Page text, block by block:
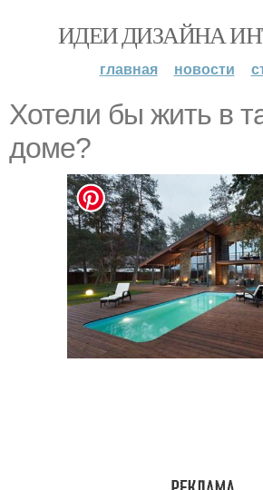
ИДЕИ ДИЗАЙНА
главная новости
Хотели бы жить в
доме?